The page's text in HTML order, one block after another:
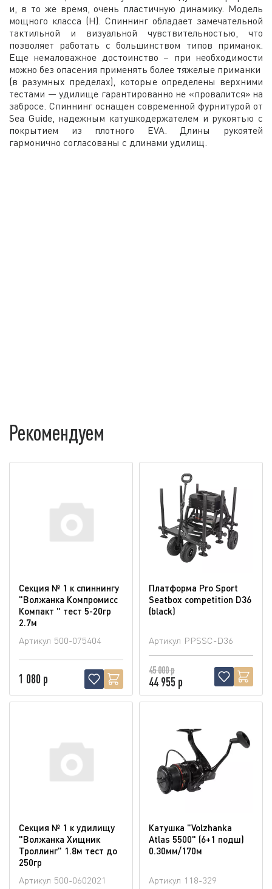
и, в то же время, очень пластичную динамику. Модель
мощного класса (H). Спиннинг обладает замечательной
тактильной и визуальной чувствительностью, что
позволяет работать с большинством типов приманок.
Еще немаловажное достоинство – при необходимости
можно без опасения применять более тяжелые приманки
(в разумных пределах), которые определены верхними
тестами — удилище гарантированно не «провалится» на
забросе. Спиннинг оснащен современной фурнитурой от
Sea Guide, надежным катушкодержателем и рукоятью с
покрытием из плотного EVA. Длины рукоятей
гармонично согласованы с длинами удилищ.
Рекомендуем
Секция № 1 к спиннингу
"Волжанка Компромисс
Компакт " тест 5-20гр
2.7м
Артикул 500-075404
1 080 р
Платформа Pro Sport
Seatbox competition D36
(blaсk)
Артикул PPSSC-D36
45 000 р
44 955 р
Секция № 1 к удилищу
"Волжанка Хищник
Троллинг" 1.8м тест до
250гр
Артикул 500-0602021
Катушка "Volzhanka
Atlas 5500" (6+1 подш)
0.30мм/170м
Артикул 118-329